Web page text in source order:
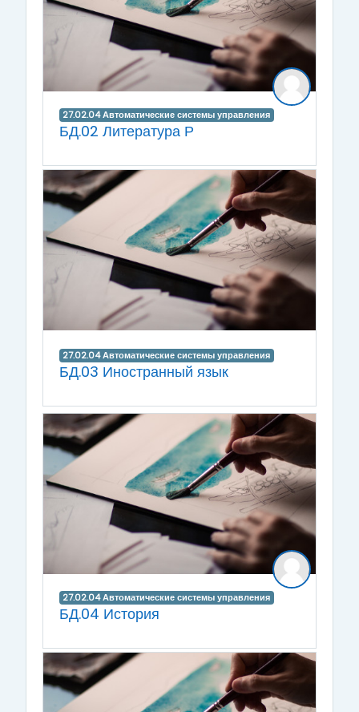
27.02.04 Автоматические системы управления
БД.02 Литература Р
27.02.04 Автоматические системы управления
БД.03 Иностранный язык
27.02.04 Автоматические системы управления
БД.04 История